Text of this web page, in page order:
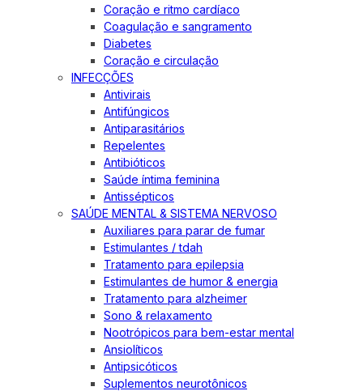
Coração e ritmo cardíaco
Coagulação e sangramento
Diabetes
Coração e circulação
INFECÇÕES
Antivirais
Antifúngicos
Antiparasitários
Repelentes
Antibióticos
Saúde íntima feminina
Antissépticos
SAÚDE MENTAL & SISTEMA NERVOSO
Auxiliares para parar de fumar
Estimulantes / tdah
Tratamento para epilepsia
Estimulantes de humor & energia
Tratamento para alzheimer
Sono & relaxamento
Nootrópicos para bem-estar mental
Ansiolíticos
Antipsicóticos
Suplementos neurotônicos